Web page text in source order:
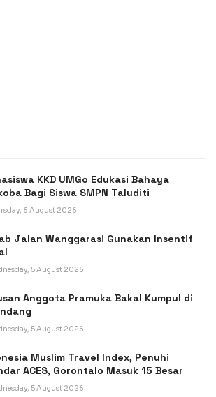
KKD UMGo Edukasi Bahaya
Bagi Siswa SMPN Taluditi
6 August 2026
Jalan Wanggarasi Gunakan Insentif
5 August 2026
Anggota Pramuka Bakal Kumpul di
5 August 2026
Muslim Travel Index, Penuhi
ACES, Gorontalo Masuk 15 Besar
5 August 2026